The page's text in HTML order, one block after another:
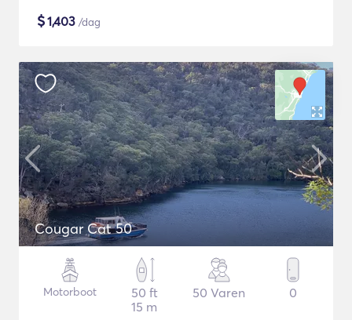
$1,403 /dag
Cougar Cat 50
Motorboot
50 ft
15 m
50 Varen 0